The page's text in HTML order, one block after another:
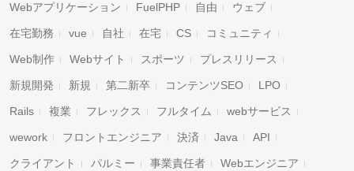
Webアプリケーション FuelPHP 自由 ウェブ
在宅勤務 vue 自社 在宅 CS コミュニティ
Web制作 Webサイト スポーツ プレスリリース
新規開発 新規 第二新卒 コンテンツSEO LPO
Rails 複業 フレックス フルタイム webサービス
wework フロントエンジニア 決済 Java API
クライアント パルミー 事業責任者 Webエンジニア